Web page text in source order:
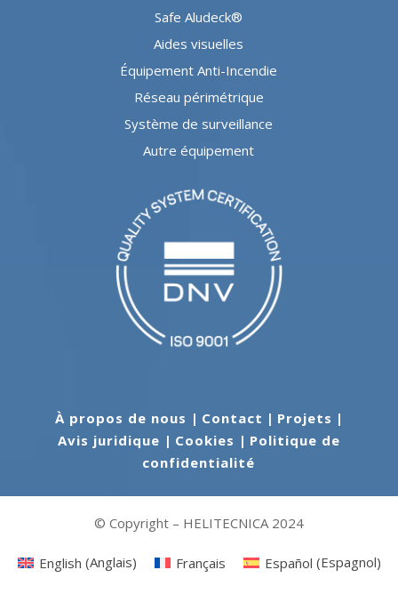
Safe Aludeck®
Aides visuelles
Équipement Anti-Incendie
Réseau périmétrique
Système de surveillance
Autre équipement
À propos de nous | Contact | Projets |
Avis juridique | Cookies | Politique de
confidentialité
© Copyright – HELITECNICA 2024
English (Anglais) Français Español (Espagnol)